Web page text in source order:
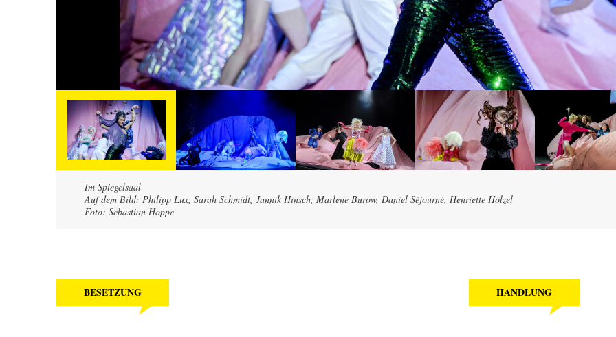
Im Spiegelsaal
Auf dem Bild: Philipp Lux, Sarah Schmidt, Jannik Hinsch, Marlene Burow, Daniel Séjourné, Henriette Hölzel
Foto: Sebastian Hoppe
BESETZUNG HANDLUNG